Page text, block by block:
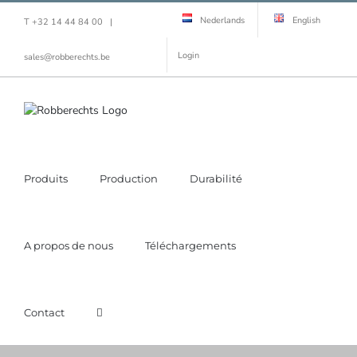
Skip
T +32 14 44 84 00 |
sales@robberechts.be
Nederlands English
Login
Produits Production Durabilité
A propos de nous Téléchargements
Contact